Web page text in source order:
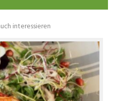
interessieren